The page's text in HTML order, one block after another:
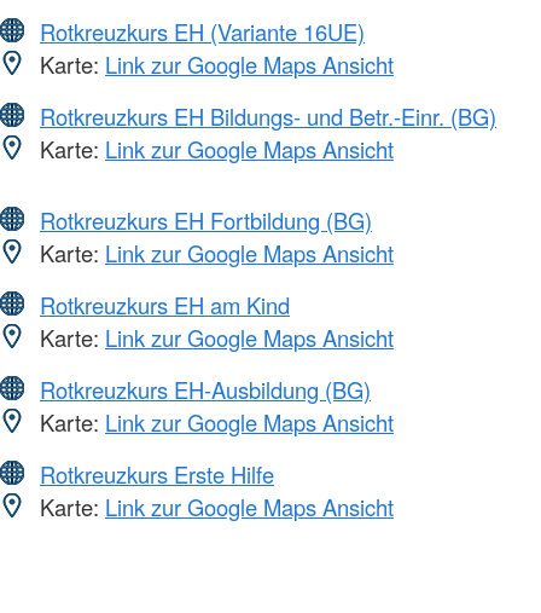
Rotkreuzkurs EH (Variante 16UE)
Karte: Link zur Google Maps Ansicht
Rotkreuzkurs EH Bildungs- und Betr.-Einr. (BG)
Karte: Link zur Google Maps Ansicht
Rotkreuzkurs EH Fortbildung (BG)
Karte: Link zur Google Maps Ansicht
Rotkreuzkurs EH am Kind
Karte: Link zur Google Maps Ansicht
Rotkreuzkurs EH-Ausbildung (BG)
Karte: Link zur Google Maps Ansicht
Rotkreuzkurs Erste Hilfe
Karte: Link zur Google Maps Ansicht